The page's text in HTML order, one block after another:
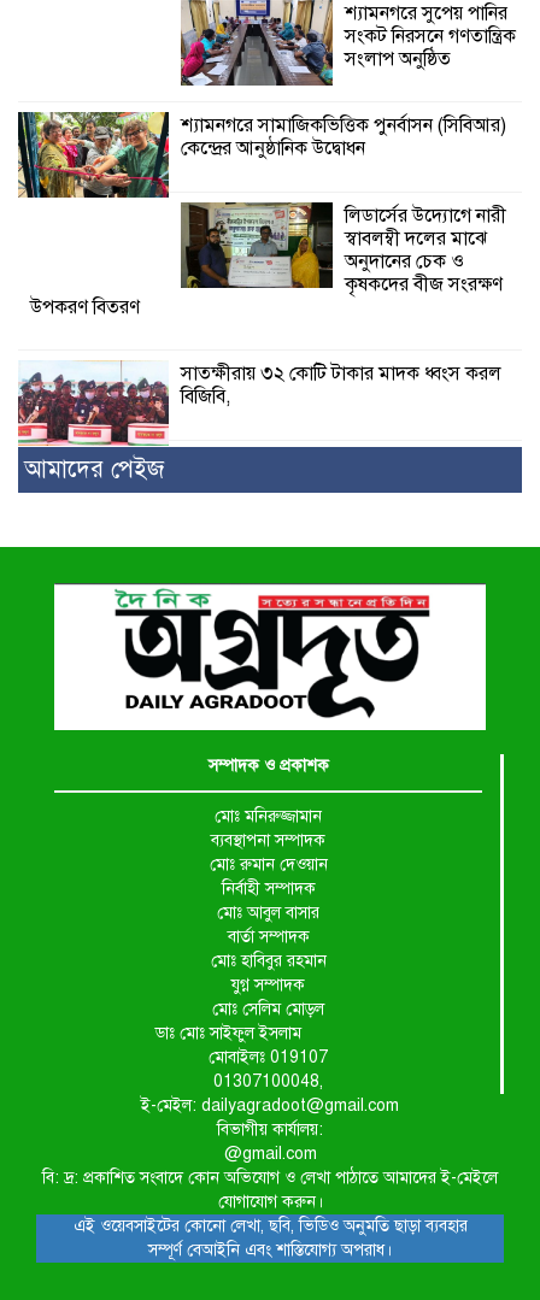
শ্যামনগরে সুপেয় পানির
সংকট নিরসনে গণতান্ত্রিক
সংলাপ অনুষ্ঠিত
শ্যামনগরে সামাজিকভিত্তিক পুনর্বাসন (সিবিআর)
কেন্দ্রের আনুষ্ঠানিক উদ্বোধন
লিডার্সের উদ্যোগে নারী
স্বাবলম্বী দলের মাঝে
অনুদানের চেক ও
কৃষকদের বীজ সংরক্ষণ
উপকরণ বিতরণ
সাতক্ষীরায় ৩২ কোটি টাকার মাদক ধ্বংস করল
বিজিবি,
আমাদের পেইজ
সম্পাদক ও প্রকাশক
মোঃ মনিরুজ্জামান
ব্যবস্থাপনা সম্পাদক
মোঃ রুমান দেওয়ান
নির্বাহী সম্পাদক
মোঃ আবুল বাসার
বার্তা সম্পাদক
মোঃ হাবিবুর রহমান
যুগ্ন সম্পাদক
মোঃ সেলিম মোড়ল
ডাঃ মোঃ সাইফুল ইসলাম
মোবাইলঃ 019107
01307100048,
ই-মেইল: dailyagradoot@gmail.com
বিভাগীয় কার্যালয়:
@gmail.com
বি: দ্র: প্রকাশিত সংবাদে কোন অভিযোগ ও লেখা পাঠাতে আমাদের ই-মেইলে
যোগাযোগ করুন।
এই ওয়েবসাইটের কোনো লেখা, ছবি, ভিডিও অনুমতি ছাড়া ব্যবহার
সম্পূর্ণ বেআইনি এবং শাস্তিযোগ্য অপরাধ।